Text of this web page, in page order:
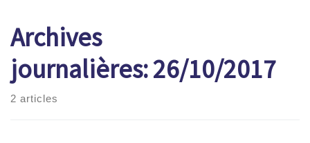
Archives
journalières:26/10/2017
2 articles